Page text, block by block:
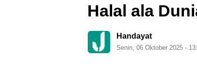
Halal ala
Handayat
Senin, 06 Oktober 2025 -